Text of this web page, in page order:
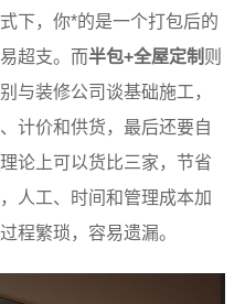
下，你*的是一个打包后的
超支。而半包+全屋定制 则
与装修公司谈基础施工，
计价和供货，最后还要自
论上可以货比三家，节省
人工、时间和管理成本加
程繁琐，容易遗漏。